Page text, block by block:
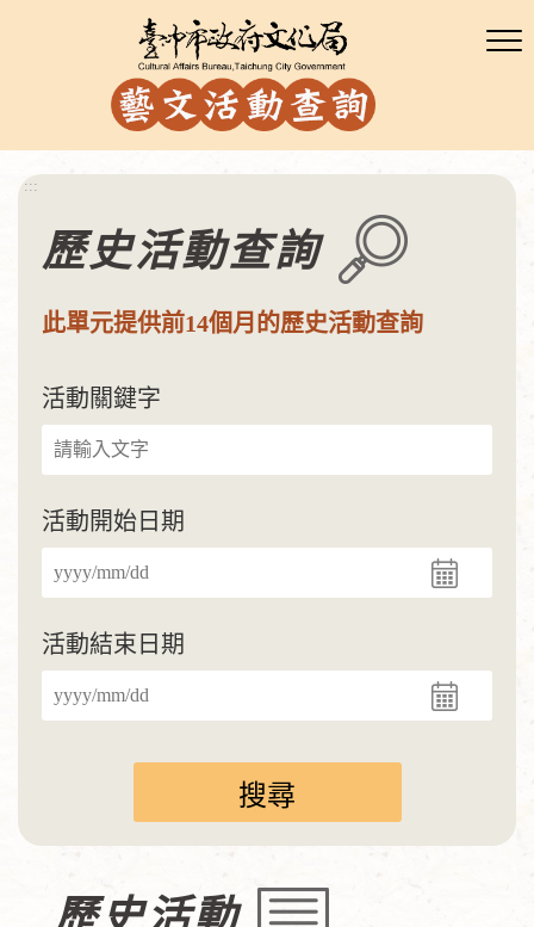
:::
歷史活動查詢
此單元提供前14個月的歷史活動查詢
活動關鍵字
活動開始日期
活動結束日期
歷史活動